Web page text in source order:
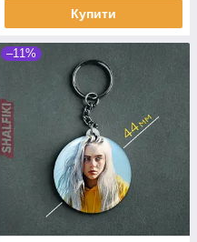
Купити
–11%